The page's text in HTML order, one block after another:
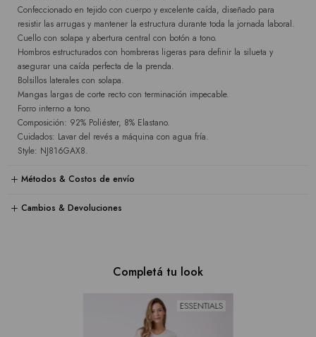
Confeccionado en tejido con cuerpo y excelente caída, diseñado para
resistir las arrugas y mantener la estructura durante toda la jornada laboral.
Cuello con solapa y abertura central con botón a tono.
Hombros estructurados con hombreras ligeras para definir la silueta y
asegurar una caída perfecta de la prenda.
Bolsillos laterales con solapa.
Mangas largas de corte recto con terminación impecable.
Forro interno a tono.
Composición: 92% Poliéster, 8% Elastano.
Cuidados: Lavar del revés a máquina con agua fría.
Style: NJ816GAX8.
Métodos & Costos de envío
Cambios & Devoluciones
Completá tu look